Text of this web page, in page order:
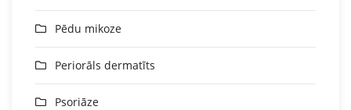
Pēdu mikoze
Periorāls dermatīts
Psoriāze